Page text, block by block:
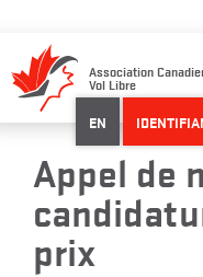
content
Association
Vol Libre
EN
Appel de
prix